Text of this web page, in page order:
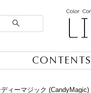
CONTENTS
ィーマジック